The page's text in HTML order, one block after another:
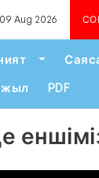
Aug 2026
көшкін қаупі
Toggle
жыл
PDF